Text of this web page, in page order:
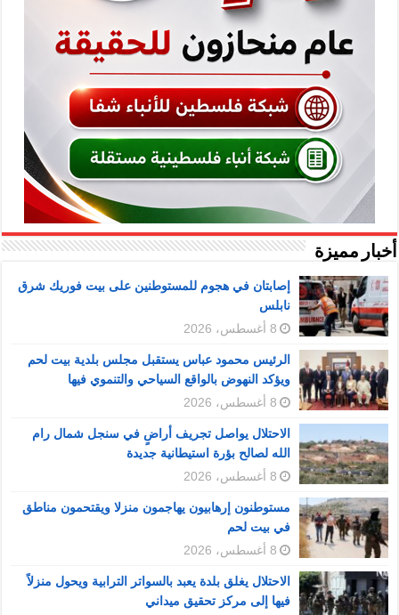
أخبار مميزة
إصابتان في هجوم للمستوطنين على بيت فوريك شرق
نابلس
8 أغسطس، 2026
الرئيس محمود عباس يستقبل مجلس بلدية بيت لحم
ويؤكد النهوض بالواقع السياحي والتنموي فيها
8 أغسطس، 2026
الاحتلال يواصل تجريف أراضٍ في سنجل شمال رام
الله لصالح بؤرة استيطانية جديدة
8 أغسطس، 2026
مستوطنون إرهابيون يهاجمون منزلا ويقتحمون مناطق
في بيت لحم
8 أغسطس، 2026
الاحتلال يغلق بلدة يعبد بالسواتر الترابية ويحول منزلاً
فيها إلى مركز تحقيق ميداني